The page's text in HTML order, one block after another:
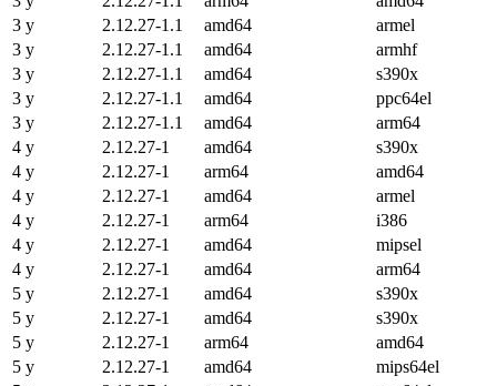
3 y
2.12.27-1.1 amd64
armel
3 y
2.12.27-1.1 amd64
armhf
3 y
2.12.27-1.1 amd64
s390x
3 y
2.12.27-1.1 amd64
ppc64el
3 y
2.12.27-1.1 amd64
arm64
4 y
2.12.27-1 amd64
s390x
4 y
2.12.27-1 arm64
amd64
4 y
2.12.27-1 amd64
armel
4 y
2.12.27-1 arm64
i386
4 y
2.12.27-1 amd64
mipsel
4 y
2.12.27-1 amd64
arm64
5 y
2.12.27-1 amd64
s390x
5 y
2.12.27-1 amd64
s390x
5 y
2.12.27-1 arm64
amd64
5 y
2.12.27-1 amd64
mips64el